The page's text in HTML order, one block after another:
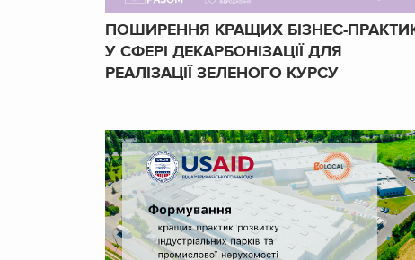
ПОШИРЕННЯ КРАЩИХ БІЗНЕС-
У СФЕРІ ДЕКАРБОНІЗАЦІЇ ДЛЯ
РЕАЛІЗАЦІЇ ЗЕЛЕНОГО КУРСУ